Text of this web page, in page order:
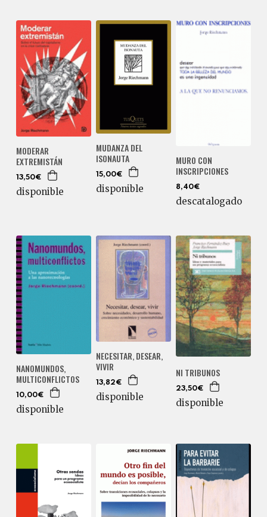
MODERAR
EXTREMISTÁN
13,50€
disponible
MUDANZA DEL
ISONAUTA
15,00€
disponible
MURO CON
INSCRIPCIONES
8,40€
descatalogado
NANOMUNDOS,
MULTICONFLICTOS
10,00€
disponible
NECESITAR, DESEAR,
VIVIR
13,82€
disponible
NI TRIBUNOS
23,50€
disponible